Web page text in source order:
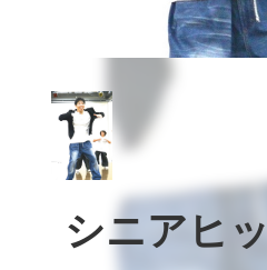
シニアヒ